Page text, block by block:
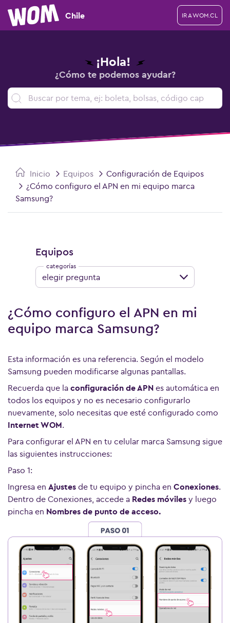
Chile IR A WOM.CL
¡Hola!
¿Cómo te podemos ayudar?
Inicio Equipos
Configuración de Equipos
¿Cómo configuro el APN en mi equipo marca
Samsung?
¿Cómo configuro el APN en mi
equipo marca Samsung?
Esta información es una referencia. Según el modelo
Samsung pueden modificarse algunas pantallas.
Recuerda que la configuración de APN es automática en
todos los equipos y no es necesario configurarlo
nuevamente, solo necesitas que esté configurado como
Internet WOM.
Para configurar el APN en tu celular marca Samsung sigue
las siguientes instrucciones:
Paso 1:
Ingresa en Ajustes de tu equipo y pincha en Conexiones.
Dentro de Conexiones, accede a Redes móviles y luego
pincha en Nombres de punto de acceso.
Equipos
elegir pregunta